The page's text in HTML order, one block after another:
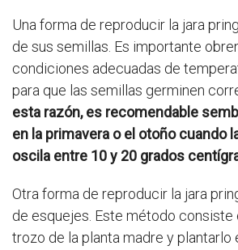
Una forma de reproducir la jara
de sus semillas. Es importante
condiciones adecuadas de
para que las semillas germinen
esta razón, es recomendable
en la primavera o el otoño cuando
oscila entre 10 y 20 grados
Otra forma de reproducir la jara
de esquejes. Este método consiste
trozo de la planta madre y plantarlo